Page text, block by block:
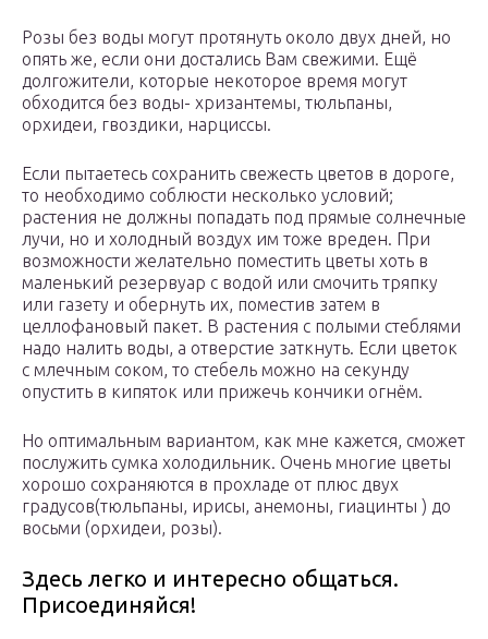
Розы без воды могут протянуть около двух дней, но
опять же, если они достались Вам свежими. Ещё
долгожители, которые некоторое время могут
обходится без воды- хризантемы, тюльпаны,
орхидеи, гвоздики, нарциссы.
Если пытаетесь сохранить свежесть цветов в дороге,
то необходимо соблюсти несколько условий;
растения не должны попадать под прямые солнечные
лучи, но и холодный воздух им тоже вреден. При
возможности желательно поместить цветы хоть в
маленький резервуар с водой или смочить тряпку
или газету и обернуть их, поместив затем в
целлофановый пакет. В растения с полыми стеблями
надо налить воды, а отверстие заткнуть. Если цветок
с млечным соком, то стебель можно на секунду
опустить в кипяток или прижечь кончики огнём.
Но оптимальным вариантом, как мне кажется, сможет
послужить сумка холодильник. Очень многие цветы
хорошо сохраняются в прохладе от плюс двух
градусов(тюльпаны, ирисы, анемоны, гиацинты ) до
восьми (орхидеи, розы).
Здесь легко и интересно общаться.
Присоединяйся!